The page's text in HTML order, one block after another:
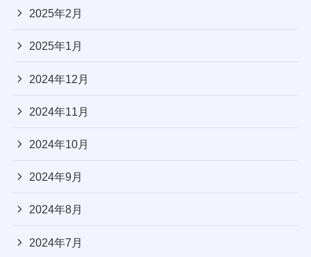
2025年2月
2025年1月
2024年12月
2024年11月
2024年10月
2024年9月
2024年8月
2024年7月